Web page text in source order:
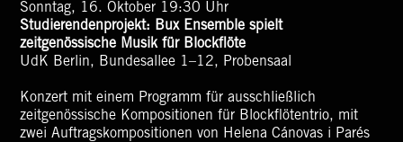
Sonntag, 16. Oktober 19:30 Uhr
Studierendenprojekt: Bux Ensemble spielt
zeitgenössische Musik für Blockflöte
UdK Berlin, Bundesallee 1–12, Probensaal
Konzert mit einem Programm für ausschließlich
zeitgenössische Kompositionen für Blockflötentrio, mit
zwei Auftragskompositionen von Helena Cánovas i Parés